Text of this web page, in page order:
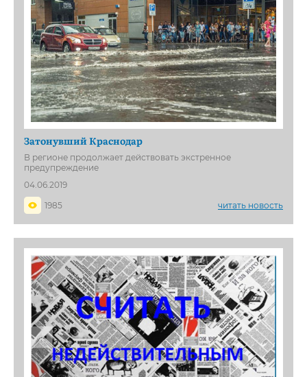
Затонувший Краснодар
В регионе продолжает действовать экстренное
предупреждение
04.06.2019
1985
читать новость